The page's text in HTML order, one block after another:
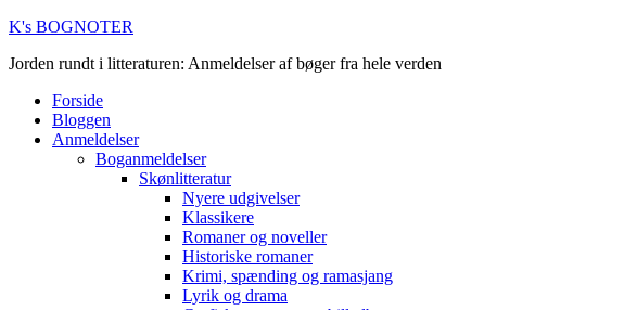
K's BOGNOTER
Jorden rundt i litteraturen: Anmeldelser af bøger fra hele verden
Forside
Bloggen
Anmeldelser
Boganmeldelser
Skønlitteratur
Nyere udgivelser
Klassikere
Romaner og noveller
Historiske romaner
Krimi, spænding og ramasjang
Lyrik og drama